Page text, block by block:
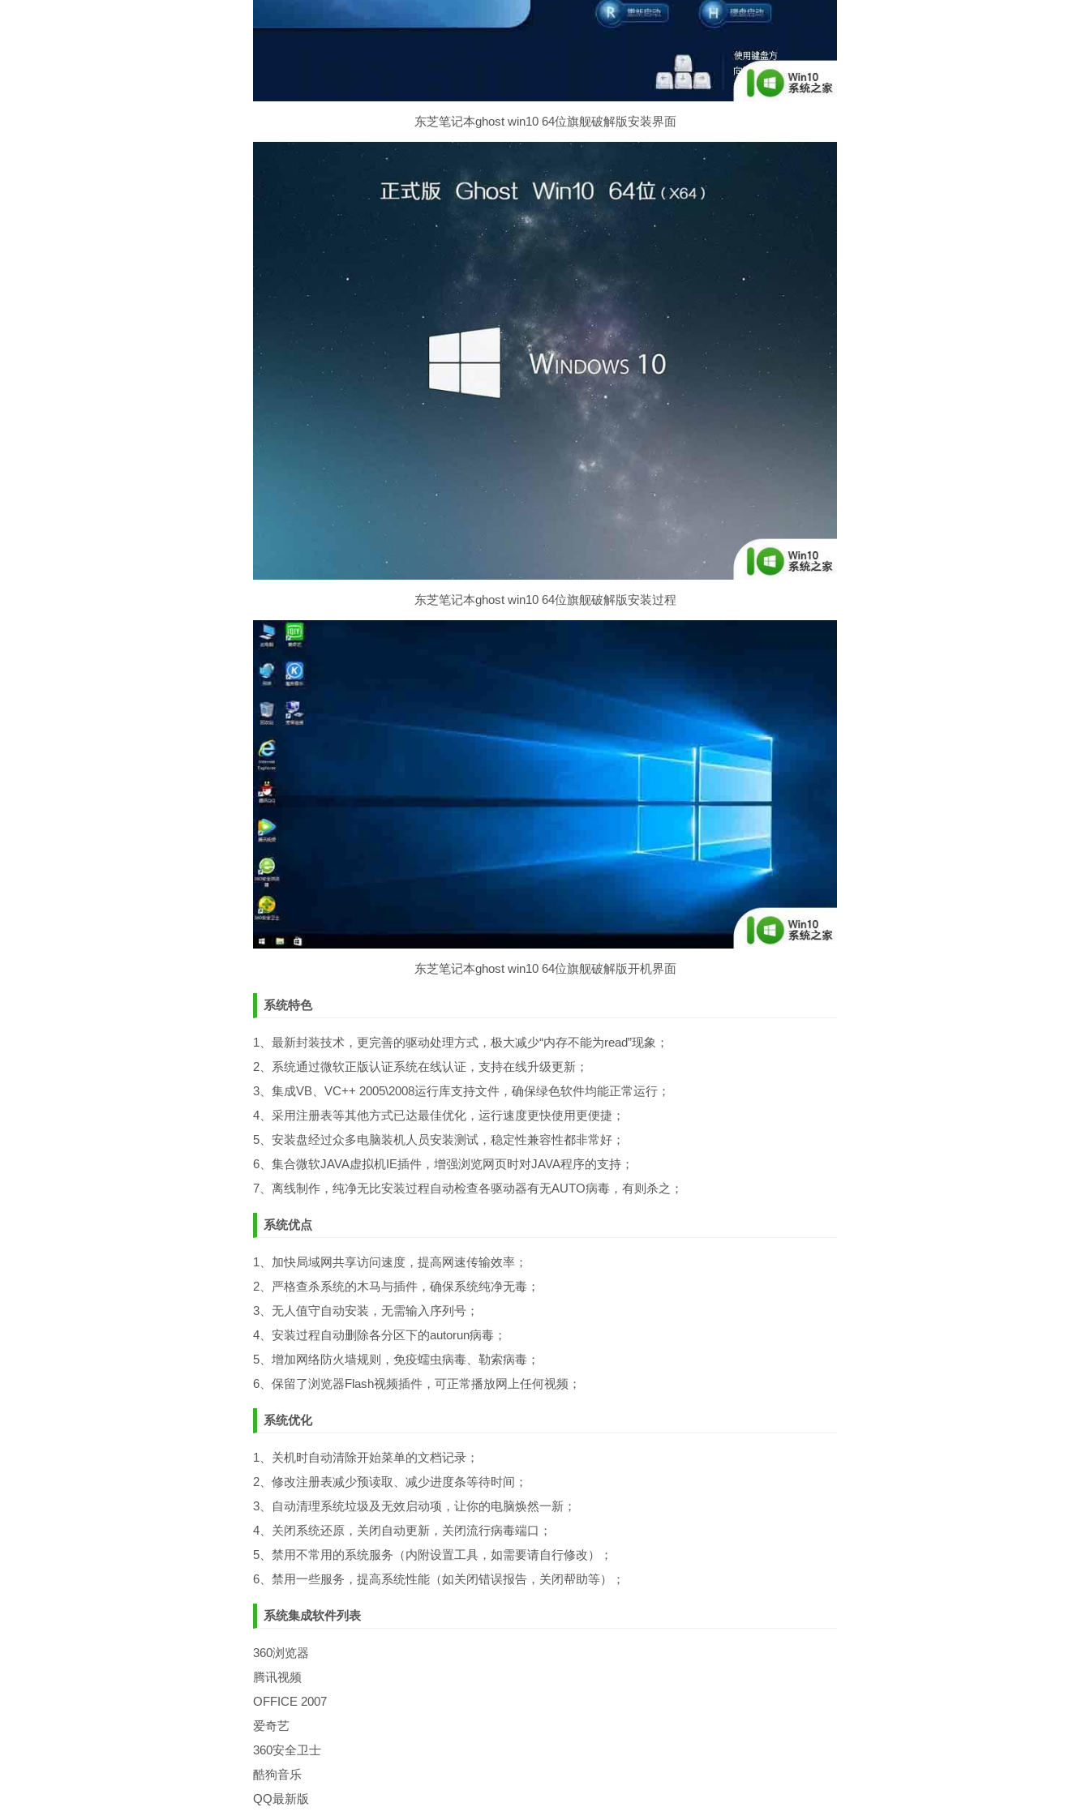
东芝笔记本ghost win10 64位旗舰破解版安装界面
东芝笔记本ghost win10 64位旗舰破解版安装过程
东芝笔记本ghost win10 64位旗舰破解版开机界面
系统特色
1、最新封装技术，更完善的驱动处理方式，极大减少“内存不能为read”现象；
2、系统通过微软正版认证系统在线认证，支持在线升级更新；
3、集成VB、VC++ 2005\2008运行库支持文件，确保绿色软件均能正常运行；
4、采用注册表等其他方式已达最佳优化，运行速度更快使用更便捷；
5、安装盘经过众多电脑装机人员安装测试，稳定性兼容性都非常好；
6、集合微软JAVA虚拟机IE插件，增强浏览网页时对JAVA程序的支持；
7、离线制作，纯净无比安装过程自动检查各驱动器有无AUTO病毒，有则杀之；
系统优点
1、加快局域网共享访问速度，提高网速传输效率；
2、严格查杀系统的木马与插件，确保系统纯净无毒；
3、无人值守自动安装，无需输入序列号；
4、安装过程自动删除各分区下的autorun病毒；
5、增加网络防火墙规则，免疫蠕虫病毒、勒索病毒；
6、保留了浏览器Flash视频插件，可正常播放网上任何视频；
系统优化
1、关机时自动清除开始菜单的文档记录；
2、修改注册表减少预读取、减少进度条等待时间；
3、自动清理系统垃圾及无效启动项，让你的电脑焕然一新；
4、关闭系统还原，关闭自动更新，关闭流行病毒端口；
5、禁用不常用的系统服务（内附设置工具，如需要请自行修改）；
6、禁用一些服务，提高系统性能（如关闭错误报告，关闭帮助等）；
系统集成软件列表
360浏览器
腾讯视频
OFFICE 2007
爱奇艺
360安全卫士
酷狗音乐
QQ最新版